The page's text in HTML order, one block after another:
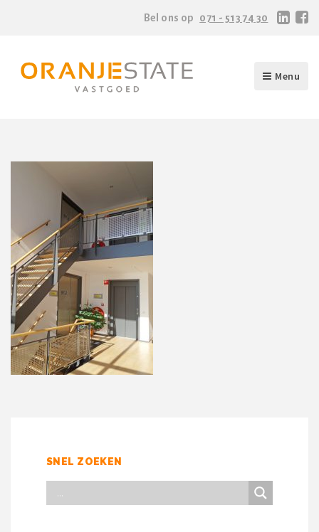
Bel ons op 071 - 513 74 30
Menu
SNEL ZOEKEN